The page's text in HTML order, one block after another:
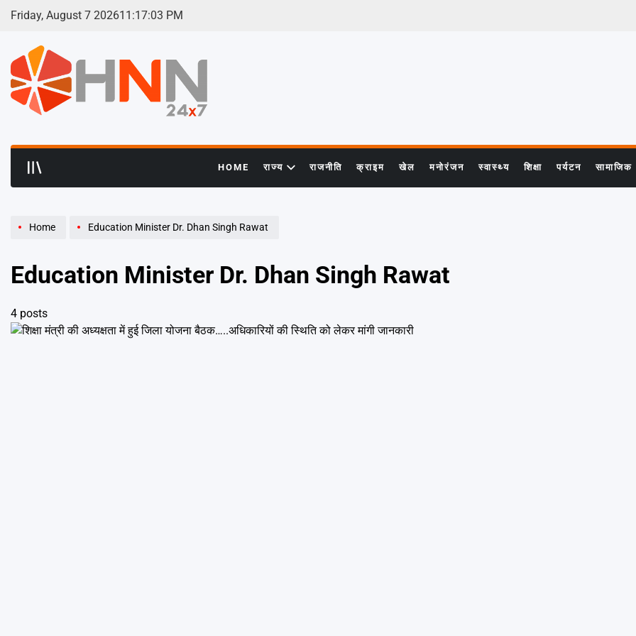
Skip
Friday, August 7 202611 :17:04 PM
HOME राज्य राजनीति क्राइम खेल मनोरंजन स्वास्थ्य शिक्षा पर्यटन सामाजिक
Home Education Minister Dr. Dhan Singh Rawat
Education Minister Dr. Dhan Singh Rawat
4 posts